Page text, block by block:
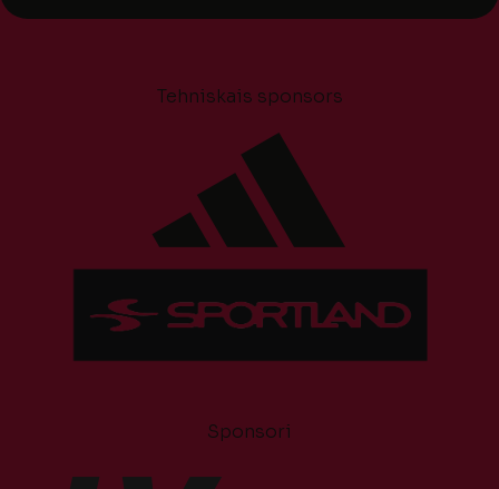
Tehniskais sponsors
Sponsori